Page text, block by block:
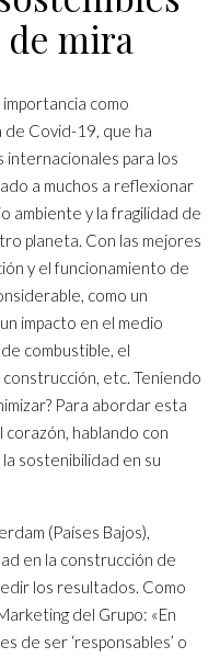
mira
como
de Covid-19, que ha
internacionales para los
a muchos a reflexionar
ambiente y la fragilidad de
planeta. Con las mejores
y el funcionamiento de
como un
impacto en el medio
combustible, el
etc. Teniendo
Para abordar esta
corazón, hablando con
sostenibilidad en su
(Países Bajos),
en la construcción de
los resultados. Como
del Grupo: «En
de ser ‘responsables’ o